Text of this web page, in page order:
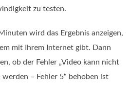
zu testen.
wird das Ergebnis anzeigen,
mit Ihrem Internet gibt. Dann
ob der Fehler „Video kann nicht
werden – Fehler 5“ behoben ist